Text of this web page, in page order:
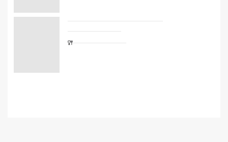
Сетевые отели Египта
Сетевые отели Таиланда